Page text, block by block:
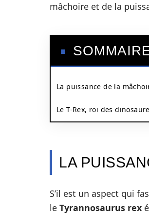
mâchoire et de la
La puissance de la
Le T-Rex, roi des
LA
S’il est un aspect qui
le Tyrannosaurus rex